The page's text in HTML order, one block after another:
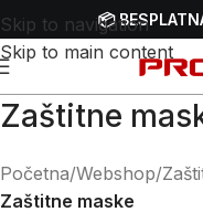
Skip to navigation
Skip to main content
📦
Zaštitne
Početna/Webshop/
Zaštitne maske